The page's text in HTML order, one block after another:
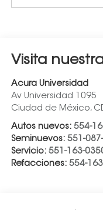
Visita
Acura Universidad
Av Universidad 1095
Ciudad de México,
Autos nuevos: 554-
Seminuevos: 551-
Servicio: 551-163-
Refacciones: 554-